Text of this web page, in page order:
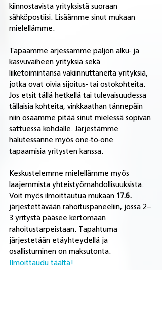
kiinnostavista yrityksistä suoraan
sähköpostiisi. Lisäämme sinut mukaan
mielellämme.
Tapaamme arjessamme paljon alku- ja
kasvuvaiheen yrityksiä sekä
liiketoimintansa vakiinnuttaneita yrityksiä,
jotka ovat oivia sijoitus- tai ostokohteita.
Jos etsit tällä hetkellä tai tulevaisuudessa
tällaisia kohteita, vinkkaathan tännepäin
niin osaamme pitää sinut mielessä sopivan
sattuessa kohdalle. Järjestämme
halutessanne myös one-to-one
tapaamisia yritysten kanssa.
Keskustelemme mielellämme myös
laajemmista yhteistyömahdollisuuksista.
Voit myös ilmoittautua mukaan 17.6.
järjestettävään rahoituspaneeliin, jossa 2–
3 yritystä pääsee kertomaan
rahoitustarpeistaan. Tapahtuma
järjestetään etäyhteydellä ja
osallistuminen on maksutonta.
Ilmoittaudu täältä!